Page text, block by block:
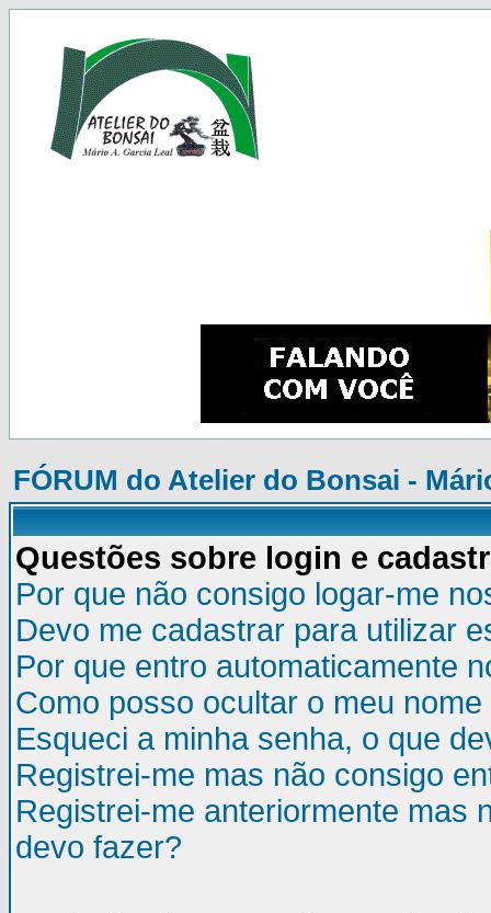
FÓRUM do Atelier do Bonsai -
Questões sobre login e
Por que não consigo logar-me
Devo me cadastrar para utilizar
Por que entro automaticamente
Como posso ocultar o meu
Esqueci a minha senha, o que
Registrei-me mas não consigo
Registrei-me anteriormente mas
devo fazer?